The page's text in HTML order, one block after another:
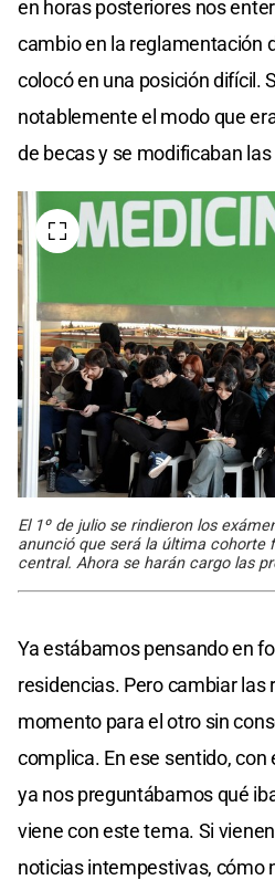
en horas posteriores nos
cambio en la reglamentación
colocó en una posición difícil.
notablemente el modo que
de becas y se modificaban
El 1º de julio se rindieron los
anunció que será la última cohorte
central. Ahora se harán cargo las
Ya estábamos pensando en
residencias. Pero cambiar las
momento para el otro sin
complica. En ese sentido, con
ya nos preguntábamos qué
viene con este tema. Si
noticias intempestivas, cómo